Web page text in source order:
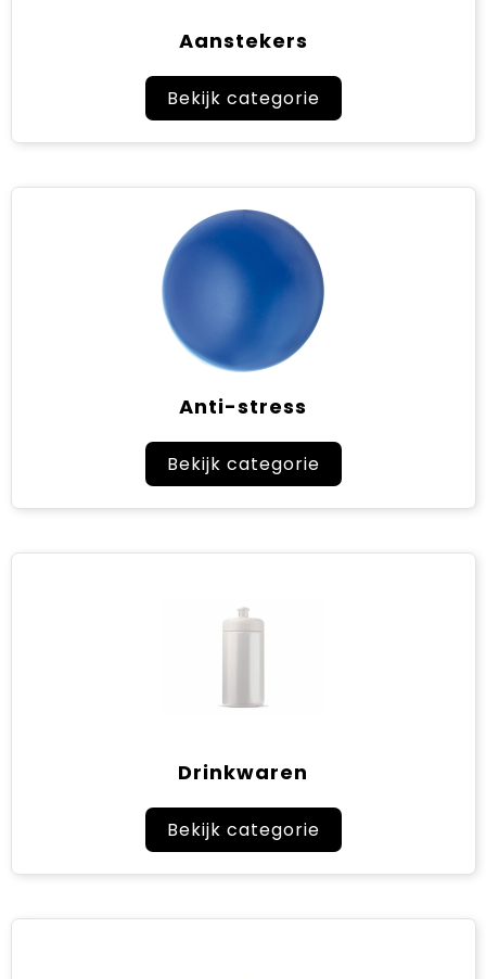
Verjaardagen
Voetbal, EK en WK
Voor de bouw
Zomergeschenken
Zomerpakketten
Aanstekers
Bekijk categorie
Anti-stress
Bekijk categorie
Drinkwaren
Bekijk categorie